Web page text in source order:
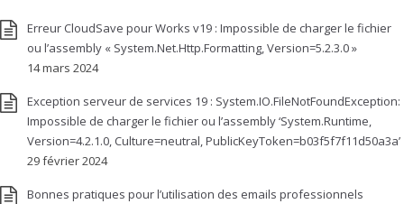
Erreur CloudSave pour Works v19 : Impossible de charger le fichier
ou l’assembly « System.Net.Http.Formatting, Version=5.2.3.0 »
14 mars 2024
Exception serveur de services 19 : System.IO.FileNotFoundException:
Impossible de charger le fichier ou l’assembly ‘System.Runtime,
Version=4.2.1.0, Culture=neutral, PublicKeyToken=b03f5f7f11d50a3a’
29 février 2024
Bonnes pratiques pour l’utilisation des emails professionnels